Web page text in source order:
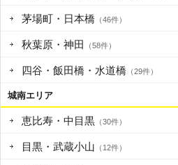
茅場町・日本橋 （46件）
秋葉原・神田 （58件）
四谷・飯田橋・水道橋 （29件）
城南エリア
恵比寿・中目黒 （30件）
目黒・武蔵小山 （12件）